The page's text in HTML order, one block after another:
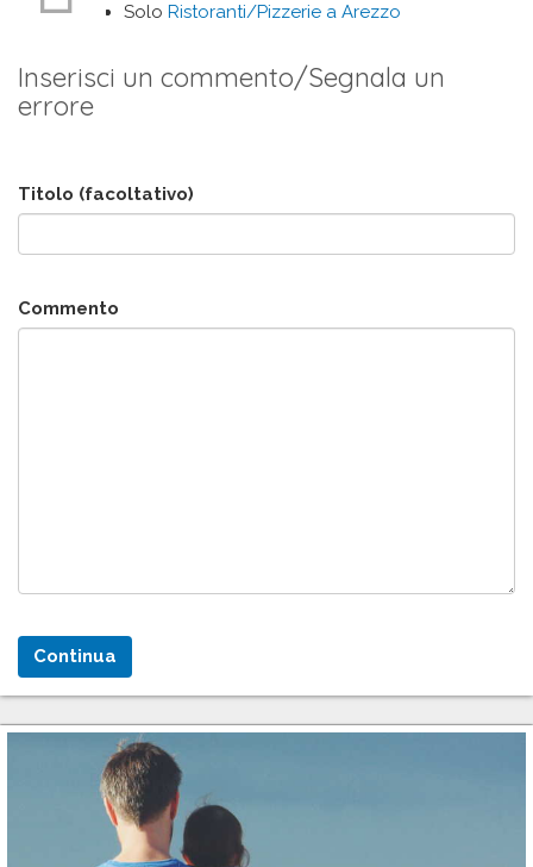
Solo Ristoranti/Pizzerie a Arezzo
Inserisci un commento/Segnala un
errore
Titolo (facoltativo)
Commento